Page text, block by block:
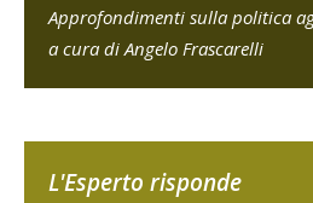
Approfondimenti sulla politica
a cura di Angelo Frascarelli
L'Esperto risponde